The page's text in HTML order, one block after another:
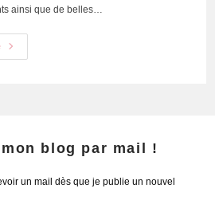
ainsi que de belles…
blog par mail !
un mail dès que je publie un nouvel